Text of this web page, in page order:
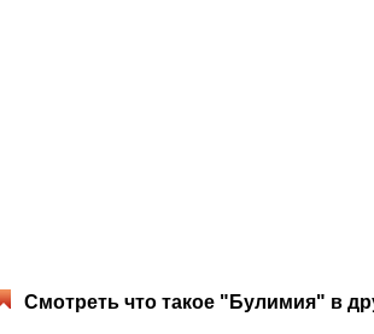
Смотреть что такое "Булимия" в